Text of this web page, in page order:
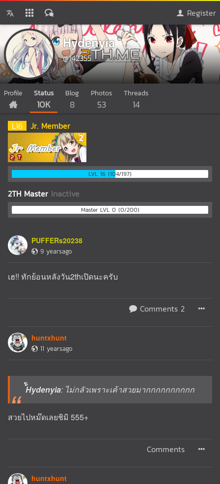
Register
้ัHydenyia
@142355
Profile Status
10K
Blog
8
Photos
53
Threads
14
L16 Jr. Member
LVL 16 (104/197)
2TH Master Inactive
Master LVL 0 (0/200)
PUFFERs20238
9 yearsago
เฮ!! ทักย้อนหลังวัน2thเปิดนะครับ
Comments 2
huntxhunt
11 yearsago
้ัHydenyia: ไม่กลัวเพราะเค้าสวยมากกกกกกกกกก
สวยไปหม๊ดเลยชิมิ 555+
Comments
huntxhunt